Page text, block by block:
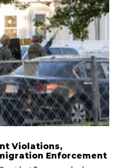
Violations,
Enforcement